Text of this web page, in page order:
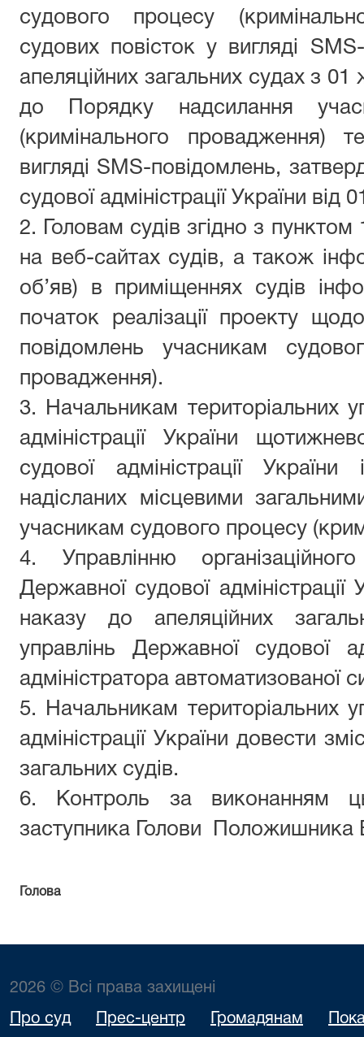
судового процесу
судових повісток у вигляді
апеляційних загальних судах з
до Порядку надсилання
(кримінального провадження)
вигляді SMS-повідомлень,
судової адміністрації України
2. Головам судів згідно з
на веб-сайтах судів, а також
об’яв) в приміщеннях судів
початок реалізації проекту
повідомлень учасникам
провадження).
3. Начальникам територіальних
адміністрації України
судової адміністрації
надісланих місцевими
учасникам судового процесу
4. Управлінню
Державної судової
наказу до апеляційних
управлінь Державної судової
адміністратора автоматизованої
5. Начальникам територіальних
адміністрації України довести
загальних судів.
6. Контроль за виконанням
заступника Голови
Положишника
Голова
2026 © Всі права захищені
Про суд Прес-центр Громадянам